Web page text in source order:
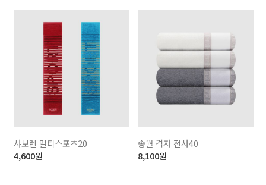
샤보렌 멀티스포츠20
4,600원
송월 격자 전사40
8,100원